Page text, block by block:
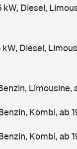
Diesel,
Diesel,
Limousine,
Kombi, ab
Kombi, ab